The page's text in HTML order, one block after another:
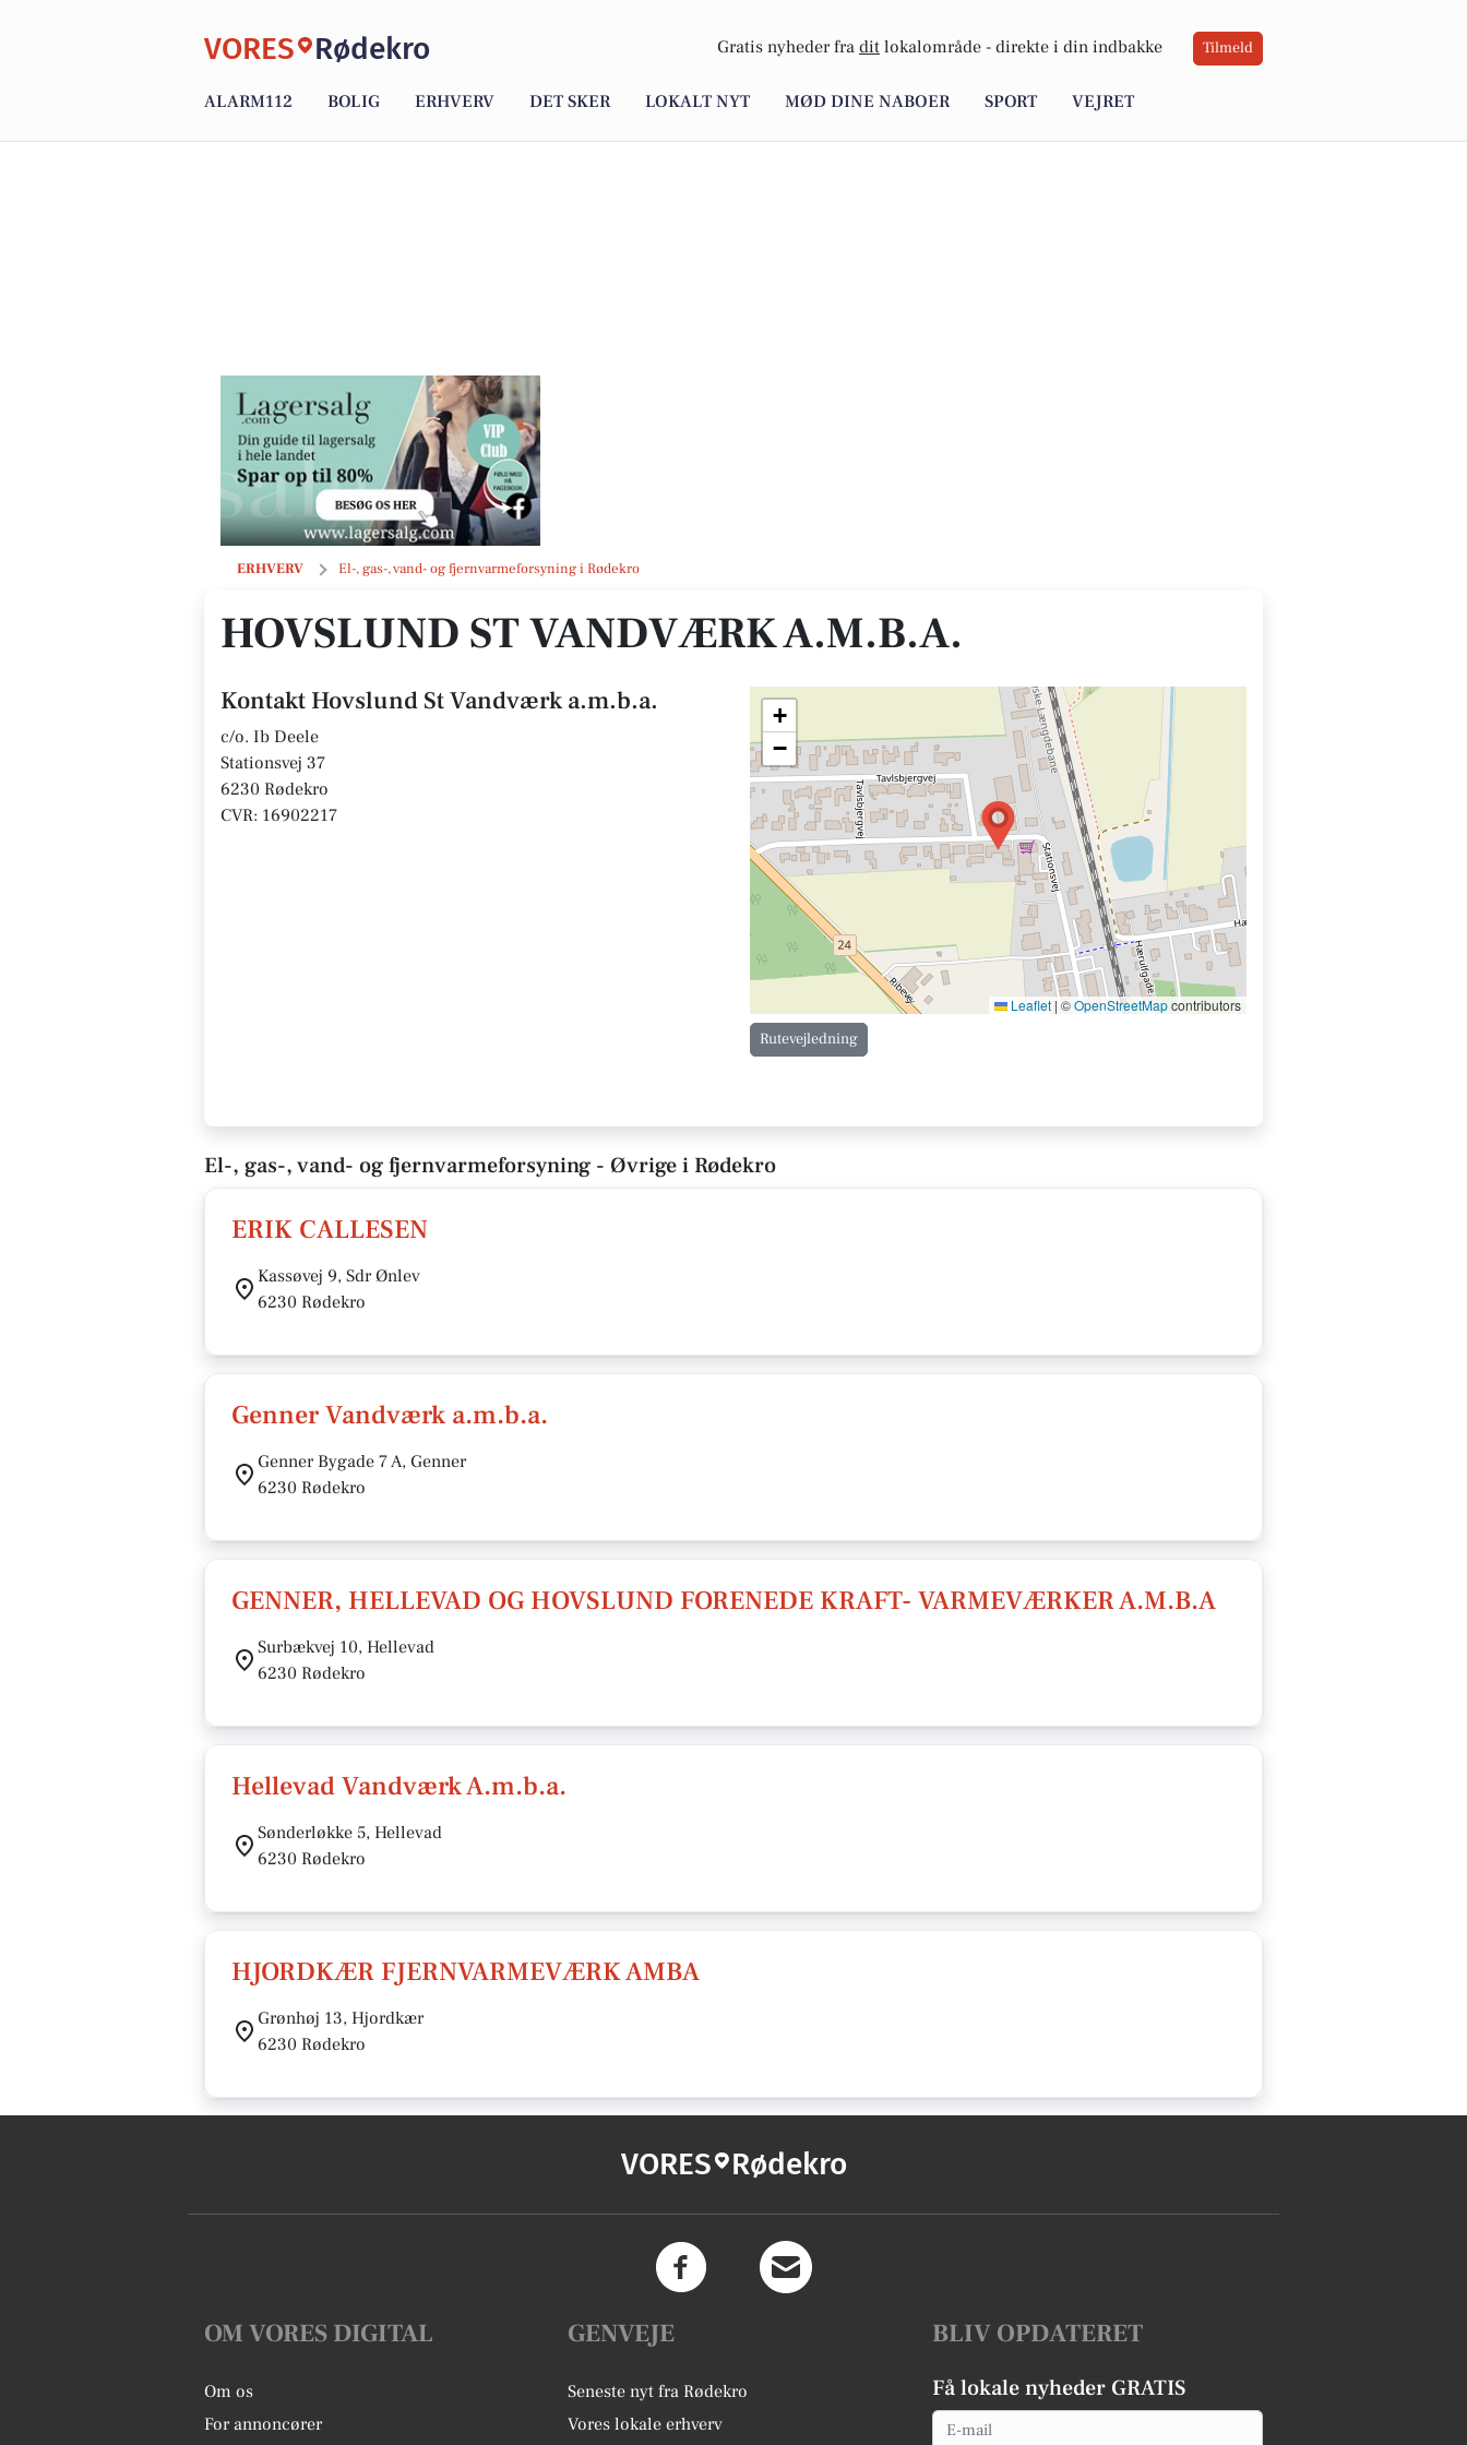
VORES Rødekro Gratis nyheder fra dit lokalområde - direkte i din indbakke Tilmeld
ALARM112 BOLIG ERHVERV DET SKER LOKALT NYT MØD DINE NABOER SPORT VEJRET
ERHVERV El-, gas-, vand- og fjernvarmeforsyning i Rødekro
Hovslund St Vandværk a.m.b.a.
HOVSLUND ST VANDVÆRK A.M.B.A.
Kontakt Hovslund St Vandværk a.m.b.a.
c/o. Ib Deele
Stationsvej 37
6230 Rødekro
CVR: 16902217
+
−
Leaflet | ©OpenStreetMapcontributors
Rutevejledning
El-, gas-, vand- og fjernvarmeforsyning - Øvrige i Rødekro
ERIK CALLESEN
Kassøvej 9, Sdr Ønlev
6230 Rødekro
Genner Vandværk a.m.b.a.
Genner Bygade 7 A, Genner
6230 Rødekro
GENNER, HELLEVAD OG HOVSLUND FORENEDE KRAFT- VARMEVÆRKER A.M.B.A
Surbækvej 10, Hellevad
6230 Rødekro
Hellevad Vandværk A.m.b.a.
Sønderløkke 5, Hellevad
6230 Rødekro
HJORDKÆR FJERNVARMEVÆRK AMBA
Grønhøj 13, Hjordkær
6230 Rødekro
VORES Rødekro
OM VORES DIGITAL
Om os
For annoncører
GENVEJE
Seneste nyt fra Rødekro
Vores lokale erhverv
BLIV OPDATERET
Få lokale nyheder GRATIS
Email